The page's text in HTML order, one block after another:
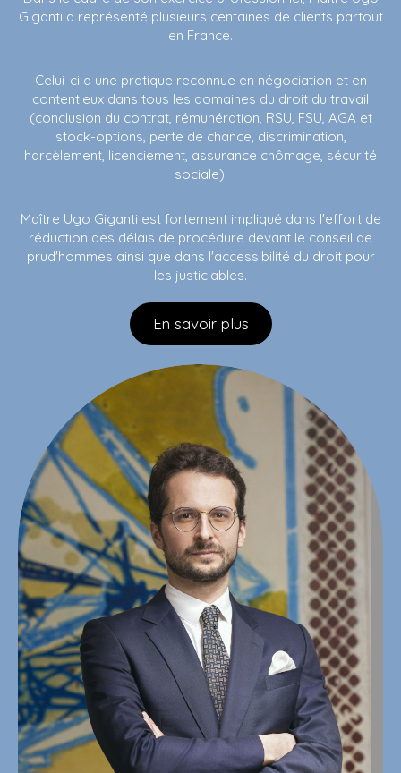
Giganti a représenté plusieurs centaines de clients partout
en France.
Celui-ci a une pratique reconnue en négociation et en
contentieux dans tous les domaines du droit du travail
(conclusion du contrat, rémunération, RSU, FSU, AGA et
stock-options, perte de chance, discrimination,
harcèlement, licenciement, assurance chômage, sécurité
sociale).
Maître Ugo Giganti est fortement impliqué dans l'effort de
réduction des délais de procédure devant le conseil de
prud'hommes ainsi que dans l'accessibilité du droit pour
les justiciables.
En savoir plus